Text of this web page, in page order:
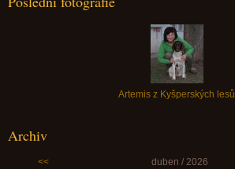
Artemis z Kyšperských lesů
Archiv
<< duben / 2026